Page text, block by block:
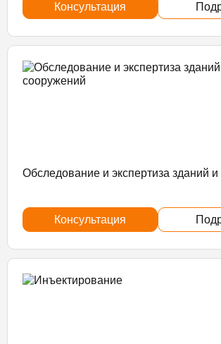
Консультация
Обследование и экспертиза зданий
Консультация